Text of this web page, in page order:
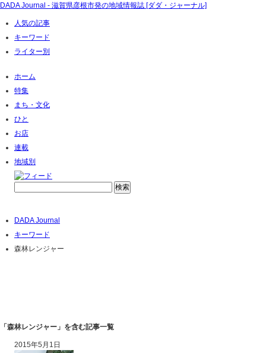
DADA Journal - 滋賀県彦根市発の地域情報誌 [ダダ・ジャーナル]
人気の記事
キーワード
ライター別
ホーム
特集
まち・文化
ひと
お店
連載
地域別
DADA Journal
キーワード
森林レンジャー
「森林レンジャー」を含む記事一覧
2015年5月1日